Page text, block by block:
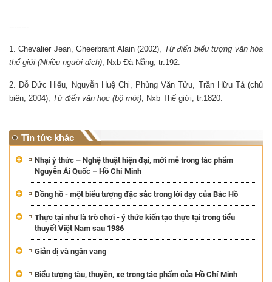
--------
1. Chevalier Jean, Gheerbrant Alain (2002), Từ điển biểu tượng văn hóa
thế giới (Nhiều người dịch), Nxb Đà Nẵng, tr.192.
2. Đỗ Đức Hiểu, Nguyễn Huệ Chi, Phùng Văn Tửu, Trần Hữu Tá (chủ
biên, 2004), Từ điển văn học (bộ mới), Nxb Thế giới, tr.1820.
Tin tức khác
Nhại ý thức – Nghệ thuật hiện đại, mới mẻ trong tác phẩm
Nguyễn Ái Quốc – Hồ Chí Minh
Đồng hồ - một biểu tượng đặc sắc trong lời dạy của Bác Hồ
Thực tại như là trò chơi - ý thức kiến tạo thực tại trong tiểu
thuyết Việt Nam sau 1986
Giản dị và ngân vang
Biểu tượng tàu, thuyền, xe trong tác phẩm của Hồ Chí Minh